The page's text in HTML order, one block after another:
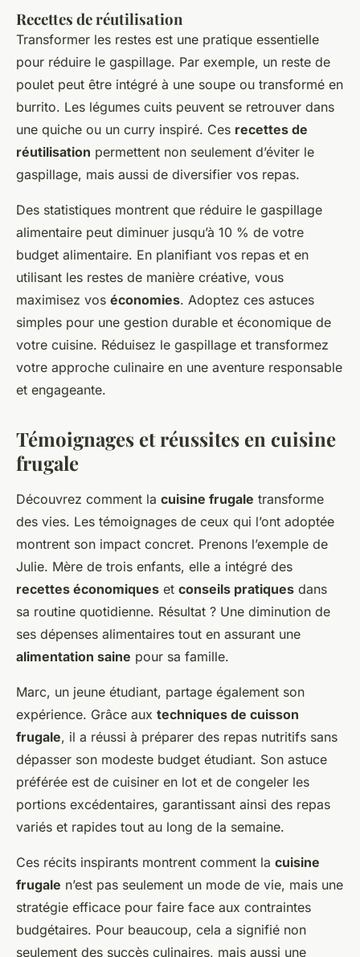
Recettes de réutilisation
Transformer les restes est une pratique essentielle
pour réduire le gaspillage. Par exemple, un reste de
poulet peut être intégré à une soupe ou transformé en
burrito. Les légumes cuits peuvent se retrouver dans
une quiche ou un curry inspiré. Ces recettes de
réutilisation permettent non seulement d’éviter le
gaspillage, mais aussi de diversifier vos repas.
Des statistiques montrent que réduire le gaspillage
alimentaire peut diminuer jusqu’à 10 % de votre
budget alimentaire. En planifiant vos repas et en
utilisant les restes de manière créative, vous
maximisez vos économies. Adoptez ces astuces
simples pour une gestion durable et économique de
votre cuisine. Réduisez le gaspillage et transformez
votre approche culinaire en une aventure responsable
et engageante.
Témoignages et réussites en cuisine
frugale
Découvrez comment la cuisine frugale transforme
des vies. Les témoignages de ceux qui l’ont adoptée
montrent son impact concret. Prenons l’exemple de
Julie. Mère de trois enfants, elle a intégré des
recettes économiques et conseils pratiques dans
sa routine quotidienne. Résultat ? Une diminution de
ses dépenses alimentaires tout en assurant une
alimentation saine pour sa famille.
Marc, un jeune étudiant, partage également son
expérience. Grâce aux techniques de cuisson
frugale, il a réussi à préparer des repas nutritifs sans
dépasser son modeste budget étudiant. Son astuce
préférée est de cuisiner en lot et de congeler les
portions excédentaires, garantissant ainsi des repas
variés et rapides tout au long de la semaine.
Ces récits inspirants montrent comment la cuisine
frugale n’est pas seulement un mode de vie, mais une
stratégie efficace pour faire face aux contraintes
budgétaires. Pour beaucoup, cela a signifié non
seulement des succès culinaires, mais aussi une